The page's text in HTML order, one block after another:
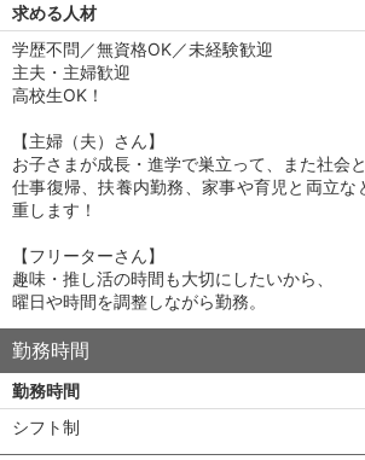
求める人材
学歴不問／無資格OK／未経験歓迎
主夫・主婦歓迎
高校生OK！
【主婦（夫）さん】
お子さまが成長・進学で巣立って、また社会
仕事復帰、扶養内勤務、家事や育児と両立な
重します！
【フリーターさん】
趣味・推し活の時間も大切にしたいから、
曜日や時間を調整しながら勤務。
勤務時間
勤務時間
シフト制